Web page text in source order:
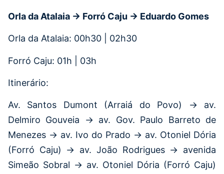
Orla da Atalaia → Forró Caju → Eduardo Gomes
Orla da Atalaia: 00h30 | 02h30
Forró Caju: 01h | 03h
Itinerário:
Av. Santos Dumont (Arraiá do Povo) → av.
Delmiro Gouveia → av. Gov. Paulo Barreto de
Menezes → av. Ivo do Prado → av. Otoniel Dória
(Forró Caju) → av. João Rodrigues → avenida
Simeão Sobral → av. Otoniel Dória (Forró Caju)